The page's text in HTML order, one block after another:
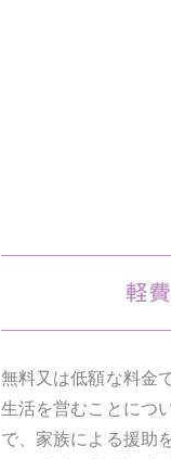
無料又は低額な料金
生活を営むことにつ
で、家族による援助